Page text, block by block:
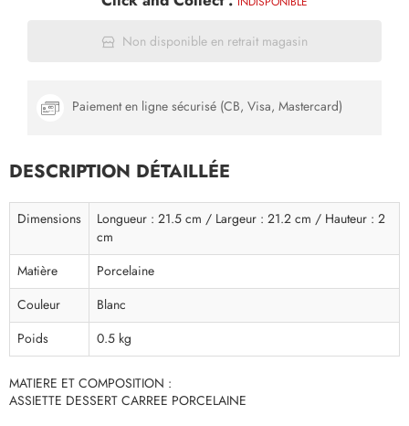
Non disponible en retrait magasin
Paiement en ligne sécurisé (CB, Visa, Mastercard)
DESCRIPTION DÉTAILLÉE
Dimensions
Longueur : 21.5 cm / Largeur : 21.2 cm / Hauteur : 2
cm
Matière
Porcelaine
Couleur
Blanc
Poids
0.5 kg
MATIERE ET COMPOSITION :
ASSIETTE DESSERT CARREE PORCELAINE